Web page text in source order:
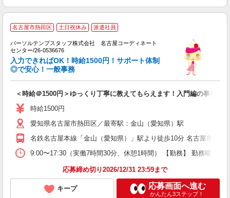
名古屋市熱田区 土日祝休み 派遣社員
パーソルテンプスタッフ株式会社 名古屋コーディネート
センター/26-0536676
入力できればOK！時給1500円！サポート体制
◎で安心！一般事務
＜時給＠1500円＞ゆっくり丁寧に教えてもらえます！入門編の事務
時給1500円
愛知県名古屋市熱田区／最寄駅：金山（愛知県）駅
名鉄名古屋本線「金山（愛知県）」駅より徒歩10分 名古屋市営
9:00〜17:30（実働7時間30分、休憩1時間） 【勤務】 勤務曜日
応募締め切り2026/12/31 23:59まで
キープ 応募画面へ進む
かんたん3ステップ！